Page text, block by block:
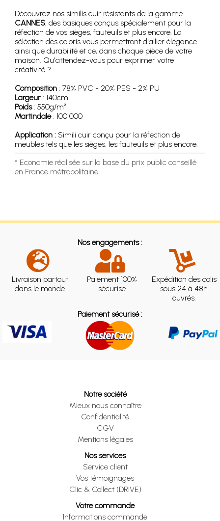
Découvrez nos similis cuir résistants de la gamme
CANNES, des basiques conçus spécialement pour la
réfection de vos sièges, fauteuils et plus encore. La
séléction des coloris vous permettront d'allier élégance
ainsi que durabilité et ce, dans chaque pièce de votre
maison. Qu'attendez-vous pour exprimer votre
créativité ?
Composition : 78% PVC - 20% PES - 2% PU
Largeur: 140cm
Poids: 550g/m²
Martindale: 100 000
Application : Simili cuir conçu pour la réfection de
meubles tels que les sièges, les fauteuils et plus encore.
* Economie réalisée sur la base du prix public conseillé
en France métropolitaine
Nos engagements :
Livraison partout
dans le monde
Paiement 100%
sécurisé
Expédition des colis
sous 24 à 48h
ouvrés.
Paiement sécurisé :
Notre société
Mieux nous connaître
Confidentialité
CGV
Mentions légales
Nos services
Service client
Vos témoignages
Clic & Collect (DRIVE)
Votre commande
Informations commande